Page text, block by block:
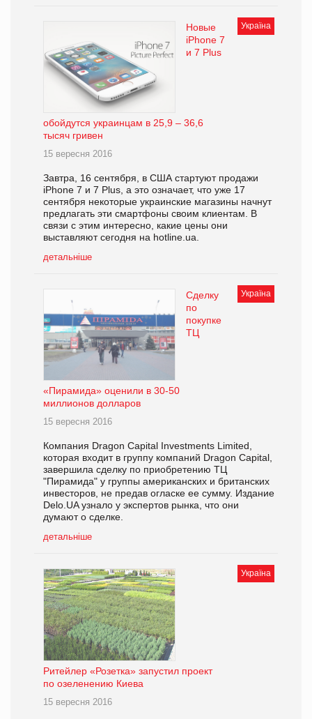
Україна
Новые
iPhone 7
и 7 Plus
обойдутся украинцам в 25,9 – 36,6
тысяч гривен
15 вересня 2016
Завтра, 16 сентября, в США стартуют продажи
iPhone 7 и 7 Plus, а это означает, что уже 17
сентября некоторые украинские магазины начнут
предлагать эти смартфоны своим клиентам. В
связи с этим интересно, какие цены они
выставляют сегодня на hotline.ua.
детальніше
Україна
Сделку
по
покупке
ТЦ
«Пирамида» оценили в 30-50
миллионов долларов
15 вересня 2016
Компания Dragon Capital Investments Limited,
которая входит в группу компаний Dragon Capital,
завершила сделку по приобретению ТЦ
"Пирамида" у группы американских и британских
инвесторов, не предав огласке ее сумму. Издание
Delo.UA узнало у экспертов рынка, что они
думают о сделке.
детальніше
Україна
Ритейлер «Розетка» запустил проект
по озеленению Киева
15 вересня 2016